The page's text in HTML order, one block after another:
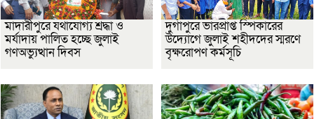
মাদারীপুরে যথাযোগ্য শ্রদ্ধা ও
মর্যাদায় পালিত হচ্ছে জুলাই
গণঅভ্যুত্থান দিবস
দুর্গাপুরে ভারপ্রাপ্ত স্পিকারের
উদ্যোগে জুলাই শহীদদের স্মরণে
বৃক্ষরোপণ কর্মসূচি